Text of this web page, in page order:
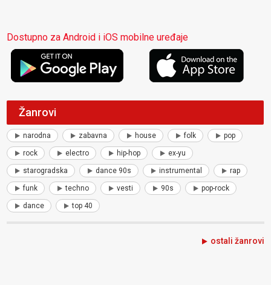
Dostupno za Android i iOS mobilne uređaje
Žanrovi
narodna zabavna house folk pop
rock electro hip-hop ex-yu
starogradska dance 90s instrumental rap
funk techno vesti 90s pop-rock
dance top 40
ostali žanrovi